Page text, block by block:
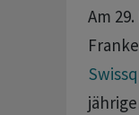
Am